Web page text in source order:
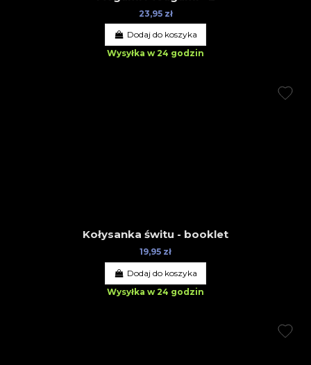
23,95 zł
Dodaj do koszyka
Wysyłka w 24 godzin
Kołysanka świtu - booklet
19,95 zł
Dodaj do koszyka
Wysyłka w 24 godzin